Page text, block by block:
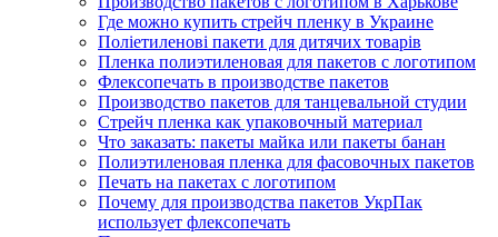
Где можно купить стрейч пленку в Украине
Поліетиленові пакети для дитячих товарів
Пленка полиэтиленовая для пакетов с логотипом
Флексопечать в производстве пакетов
Производство пакетов для танцевальной студии
Стрейч пленка как упаковочный материал
Что заказать: пакеты майка или пакеты банан
Полиэтиленовая пленка для фасовочных пакетов
Печать на пакетах с логотипом
Почему для производства пакетов УкрПак
использует флексопечать